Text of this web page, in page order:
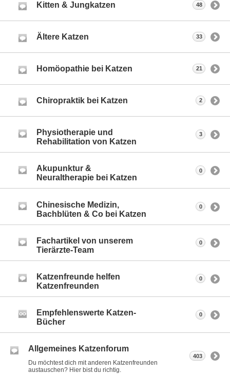
Kitten & Jungkatzen 48
Ältere Katzen 33
Homöopathie bei Katzen 21
Chiropraktik bei Katzen 2
Physiotherapie und
Rehabilitation von Katzen
3
Akupunktur &
Neuraltherapie bei Katzen
0
Chinesische Medizin,
Bachblüten & Co bei Katzen
0
Fachartikel von unserem
Tierärzte-Team
0
Katzenfreunde helfen
Katzenfreunden
0
Empfehlenswerte Katzen-
Bücher
0
Allgemeines Katzenforum
Du möchtest dich mit anderen Katzenfreunden
austauschen? Hier bist du richtig.
403